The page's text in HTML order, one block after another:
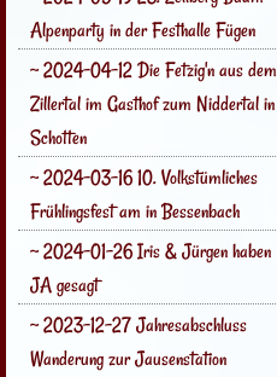
Alpenparty in der Festhalle Fügen
~ 2024-04-12 Die Fetzig'n aus dem
Zillertal im Gasthof zum Niddertal in
Schotten
~ 2024-03-16 10. Volkstümliches
Frühlingsfest am in Bessenbach
~ 2024-01-26 Iris & Jürgen haben
JA gesagt
~ 2023-12-27 Jahresabschluss
Wanderung zur Jausenstation